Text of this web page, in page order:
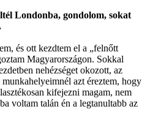
Londonba, gondolom, sokat
és ott kezdtem el a „felnőtt
Magyarországon. Sokkal
nehézséget okozott, az
azt éreztem, hogy
kifejezni magam, nem
voltam talán én a legtanultabb az